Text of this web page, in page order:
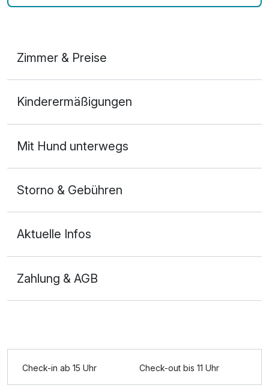
Zimmer & Preise
2 Erwachsene und 1 Kind
Kinderermäßigungen
Mit Hund unterwegs
Storno & Gebühren
Aktuelle Infos
Zahlung & AGB
Check-in ab 15 Uhr Check-out bis 11 Uhr